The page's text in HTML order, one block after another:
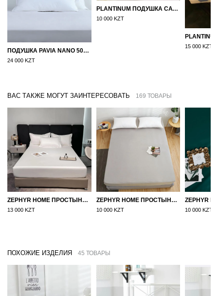
ПОДУШКА PAVIA NANO 50X70
24 000 KZT
PLANTINUM ПОДУШКА САТИН, ШЕЛК 50Х70
10 000 KZT
15 000 KZT
ВАС ТАКЖЕ МОГУТ ЗАИНТЕРЕСОВАТЬ 169 ТОВАРЫ
ZEPHYR HOME ПРОСТЫНЯ НА РЕЗИНКЕ ЕГИПЕТСКИЙ ХЛОПОК 160X200 БЕЛЫЙ
13 000 KZT
ZEPHYR HOME ПРОСТЫНЯ НА РЕЗИНКЕ 160Х200, САТИН, СЕРЫЙ
10 000 KZT 10 000 KZT
ПОХОЖИЕ ИЗДЕЛИЯ 45 ТОВАРЫ